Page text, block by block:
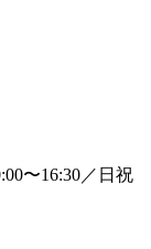
〜16:30／日祝